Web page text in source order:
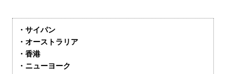
・サイパン
・オーストラリア
・香港
・ニューヨーク